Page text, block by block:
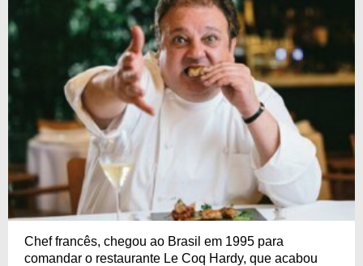
Chef francês, chegou ao Brasil em 1995 para
comandar o restaurante Le Coq Hardy, que acabou